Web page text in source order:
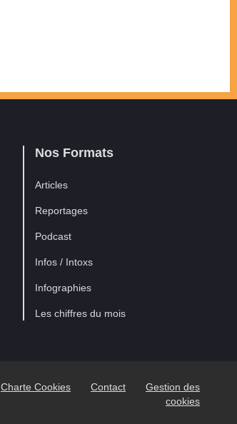
Nos Formats
Articles
Reportages
Podcast
Infos / Intoxs
Infographies
Les chiffres du mois
Charte Cookies Contact
Gestion des
cookies